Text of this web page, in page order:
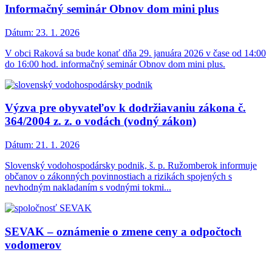
Informačný seminár Obnov dom mini plus
Dátum: 23. 1. 2026
V obci Raková sa bude konať dňa 29. januára 2026 v čase od 14:00
do 16:00 hod. informačný seminár Obnov dom mini plus.
Výzva pre obyvateľov k dodržiavaniu zákona č.
364/2004 z. z. o vodách (vodný zákon)
Dátum: 21. 1. 2026
Slovenský vodohospodársky podnik, š. p. Ružomberok informuje
občanov o zákonných povinnostiach a rizikách spojených s
nevhodným nakladaním s vodnými tokmi...
SEVAK – oznámenie o zmene ceny a odpočtoch
vodomerov